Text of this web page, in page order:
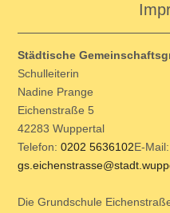
Städtische
Schulleiterin
Nadine Prange
Eichenstraße 5
42283 Wuppertal
Telefon: 0202 5636102E-Mail:
Die Grundschule